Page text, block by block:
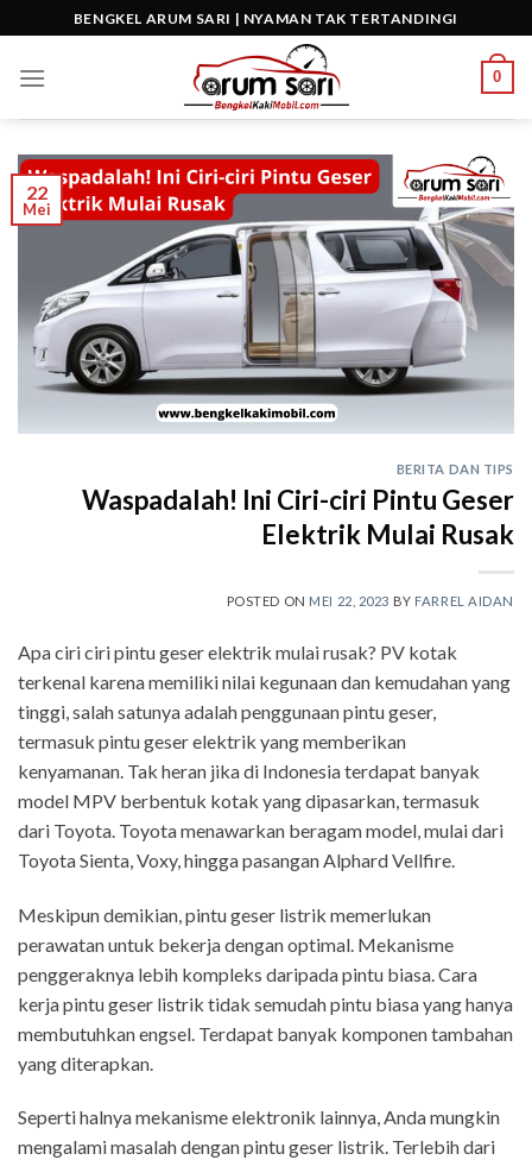
to
content
BENGKEL ARUM SARI | NYAMAN TAK TERTANDINGI
0
22
Mei
BERITA DAN TIPS
Waspadalah! Ini Ciri-ciri Pintu Geser
Elektrik Mulai Rusak
POSTED ON MEI 22, 2023 BY FARREL AIDAN
Apa ciri ciri pintu geser elektrik mulai rusak? PV kotak
terkenal karena memiliki nilai kegunaan dan kemudahan yang
tinggi, salah satunya adalah penggunaan pintu geser,
termasuk pintu geser elektrik yang memberikan
kenyamanan. Tak heran jika di Indonesia terdapat banyak
model MPV berbentuk kotak yang dipasarkan, termasuk
dari Toyota. Toyota menawarkan beragam model, mulai dari
Toyota Sienta, Voxy, hingga pasangan Alphard Vellfire.
Meskipun demikian, pintu geser listrik memerlukan
perawatan untuk bekerja dengan optimal. Mekanisme
penggeraknya lebih kompleks daripada pintu biasa. Cara
kerja pintu geser listrik tidak semudah pintu biasa yang hanya
membutuhkan engsel. Terdapat banyak komponen tambahan
yang diterapkan.
Seperti halnya mekanisme elektronik lainnya, Anda mungkin
mengalami masalah dengan pintu geser listrik. Terlebih dari